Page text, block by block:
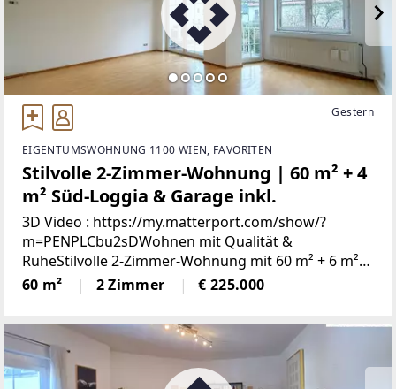
Gestern
EIGENTUMSWOHNUNG 1100 WIEN, FAVORITEN
Stilvolle 2-Zimmer-Wohnung | 60 m² + 4
m² Süd-Loggia & Garage inkl.
3D Video : https://my.matterport.com/show/?
m=PENPLCbu2sDWohnen mit Qualität &
RuheStilvolle 2-Zimmer-Wohnung mit 60 m² + 6 m²
südseitiger Loggia und Garage inklusiveEin
Zuhause, das überzeugt – heute und
60 m² 2 Zimmer € 225.000